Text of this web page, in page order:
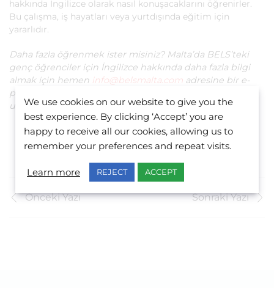
hakkında İngilizce olarak nasıl konuşacaklarını öğrenirler.
Bu çalışma, iş hayatları veya yurtdışında eğitim için
yararlıdır.
Daha fazla öğrenmek ister misiniz? Malta’da BELS’teki
genç öğrenciler için İngilizce hakkında daha fazla bilgi
almak için hemen info@belsmalta.com adresine bir e-
posta gönderin veya bizimle canlı destek üzerinden
ulaşın.
FİYATLANDIRMA
Önceki Yazı Sonraki Yazı
We use cookies on our website to give you the
best experience. By clicking ‘Accept’ you are
happy to receive all our cookies, allowing us to
remember your preferences and repeat visits.
Learn more REJECT ACCEPT